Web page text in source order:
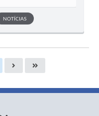
NOTÍCIAS